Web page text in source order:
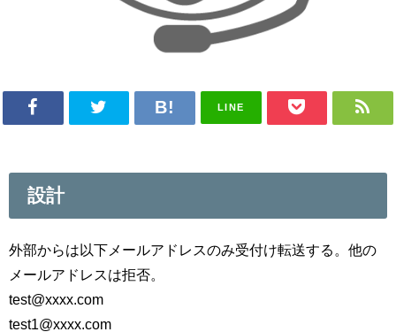
LINE
設計
外部からは以下メールアドレスのみ受付け転送する。他の
メールアドレスは拒否。
test@xxxx.com
test1@xxxx.com